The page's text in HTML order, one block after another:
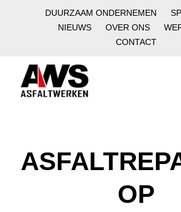
DUURZAAM ONDERNEMEN
NIEUWS
OVER ONS
CONTACT
OP